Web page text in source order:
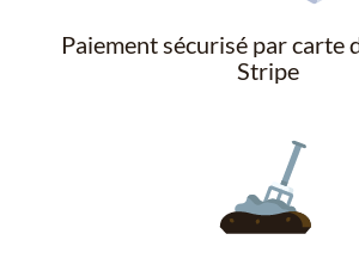
Paiement sécurisé par carte
Stripe